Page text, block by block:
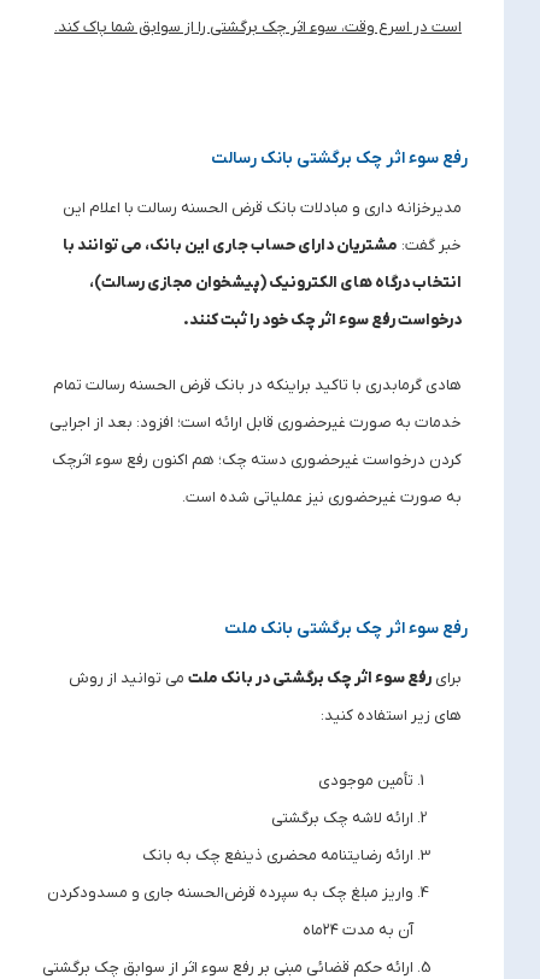
است در اسرع وقت، سوء اثر چک برگشتی را از سوابق شما پاک کند.
رفع سوء اثر چک برگشتی بانک رسالت
مدیرخزانه داری و مبادلات بانک قرض الحسنه رسالت با اعلام این
خبر گفت: مشتریان دارای حساب جاری این بانک، می توانند با
انتخاب درگاه های الکترونیک (پیشخوان مجازی رسالت)،
درخواست رفع سوء اثر چک خود را ثبت کنند.
هادی گرمابدری با تاکید براینکه در بانک قرض الحسنه رسالت تمام
خدمات به صورت غیرحضوری قابل ارائه است؛ افزود: بعد از اجرایی
کردن درخواست غیرحضوری دسته چک؛ هم اکنون رفع سوء اثرچک
به صورت غیرحضوری نیز عملیاتی شده است.
رفع سوء اثر چک برگشتی بانک ملت
برای رفع سوء اثر چک برگشتی در بانک ملت می توانید از روش
های زیر استفاده کنید:
تأمین موجودی
ارائه لاشه چک برگشتی
ارائه رضایتنامه محضری ذینفع چک به بانک
واریز مبلغ چک به سپرده قرض‌الحسنه جاری و مسدودکردن
آن به مدت ۲۴ماه
ارائه حکم قضائی مبنی بر رفع سوء اثر از سوابق چک برگشتی